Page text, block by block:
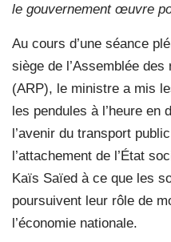
le gouvernement œuvre
Au cours d’une séance
siège de l’Assemblée
(ARP), le ministre a mis
les pendules à l’heure
l’avenir du transport
l’attachement de l’État
Kaïs Saïed à ce que les
poursuivent leur rôle de
l’économie nationale.